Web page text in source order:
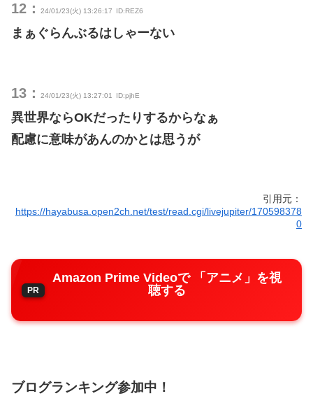
12： 24/01/23(火) 13:26:17 ID:REZ6
まぁぐらんぶるはしゃーない
13： 24/01/23(火) 13:27:01 ID:pjhE
異世界ならOKだったりするからなぁ
配慮に意味があんのかとは思うが
引用元：
https://hayabusa.open2ch.net/test/read.cgi/livejupiter/170598378
0
Amazon Prime Videoで 「アニメ」を視
聴する
ブログランキング参加中！